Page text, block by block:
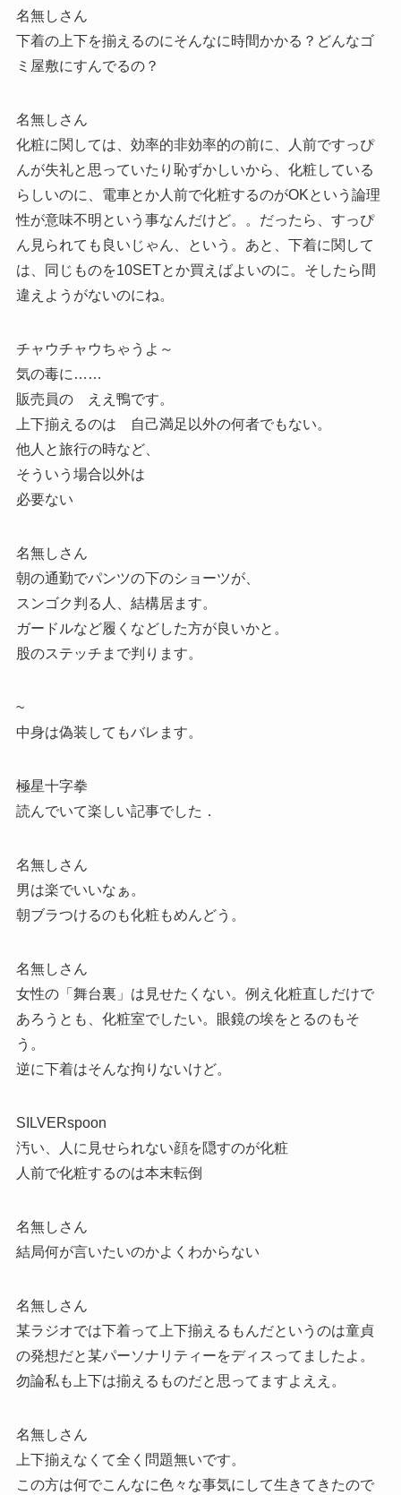
名無しさん
下着の上下を揃えるのにそんなに時間かかる？どんなゴ
ミ屋敷にすんでるの？
名無しさん
化粧に関しては、効率的非効率的の前に、人前ですっぴ
んが失礼と思っていたり恥ずかしいから、化粧している
らしいのに、電車とか人前で化粧するのがOKという論理
性が意味不明という事なんだけど。。だったら、すっぴ
ん見られても良いじゃん、という。あと、下着に関して
は、同じものを10SETとか買えばよいのに。そしたら間
違えようがないのにね。
チャウチャウちゃうよ～
気の毒に……
販売員の ええ鴨です。
上下揃えるのは 自己満足以外の何者でもない。
他人と旅行の時など、
そういう場合以外は
必要ない
名無しさん
朝の通勤でパンツの下のショーツが、
スンゴク判る人、結構居ます。
ガードルなど履くなどした方が良いかと。
股のステッチまで判ります。
~
中身は偽装してもバレます。
極星十字拳
読んでいて楽しい記事でした．
名無しさん
男は楽でいいなぁ。
朝ブラつけるのも化粧もめんどう。
名無しさん
女性の「舞台裏」は見せたくない。例え化粧直しだけで
あろうとも、化粧室でしたい。眼鏡の埃をとるのもそ
う。
逆に下着はそんな拘りないけど。
SILVERspoon
汚い、人に見せられない顔を隠すのが化粧
人前で化粧するのは本末転倒
名無しさん
結局何が言いたいのかよくわからない
名無しさん
某ラジオでは下着って上下揃えるもんだというのは童貞
の発想だと某パーソナリティーをディスってましたよ。
勿論私も上下は揃えるものだと思ってますよええ。
名無しさん
上下揃えなくて全く問題無いです。
この方は何でこんなに色々な事気にして生きてきたので